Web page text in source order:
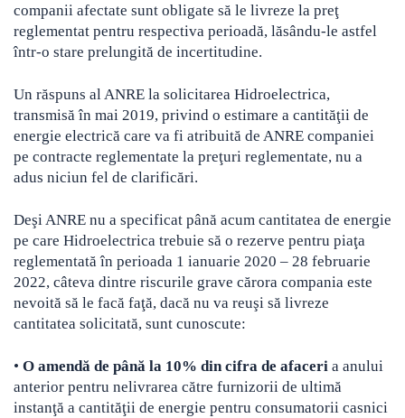
companii afectate sunt obligate să le livreze la preţ
reglementat pentru respectiva perioadă, lăsându-le astfel
într-o stare prelungită de incertitudine.
Un răspuns al ANRE la solicitarea Hidroelectrica,
transmisă în mai 2019, privind o estimare a cantităţii de
energie electrică care va fi atribuită de ANRE companiei
pe contracte reglementate la preţuri reglementate, nu a
adus niciun fel de clarificări.
Deşi ANRE nu a specificat până acum cantitatea de energie
pe care Hidroelectrica trebuie să o rezerve pentru piaţa
reglementată în perioada 1 ianuarie 2020 – 28 februarie
2022, câteva dintre riscurile grave cărora compania este
nevoită să le facă faţă, dacă nu va reuşi să livreze
cantitatea solicitată, sunt cunoscute:
• O amendă de până la 10% din cifra de afaceri a anului
anterior pentru nelivrarea către furnizorii de ultimă
instanţă a cantităţii de energie pentru consumatorii casnici